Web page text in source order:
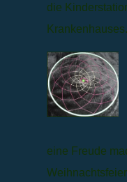
die
Krankenhauses.
eine Freude